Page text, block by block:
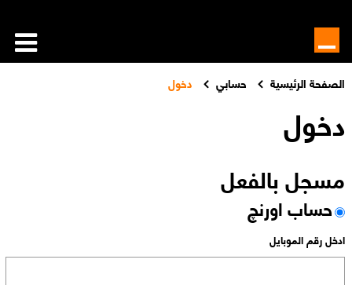
الصفحة الرئيسية حسابي دخول
دخول
مسجل بالفعل
حساب اورنچ
ادخل رقم الموبايل